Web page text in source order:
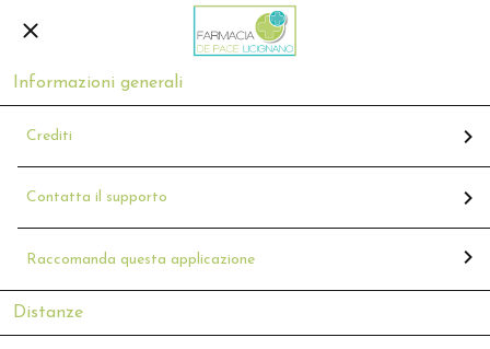
Informazioni generali
Crediti
Contatta il supporto
Raccomanda questa applicazione
Distanze